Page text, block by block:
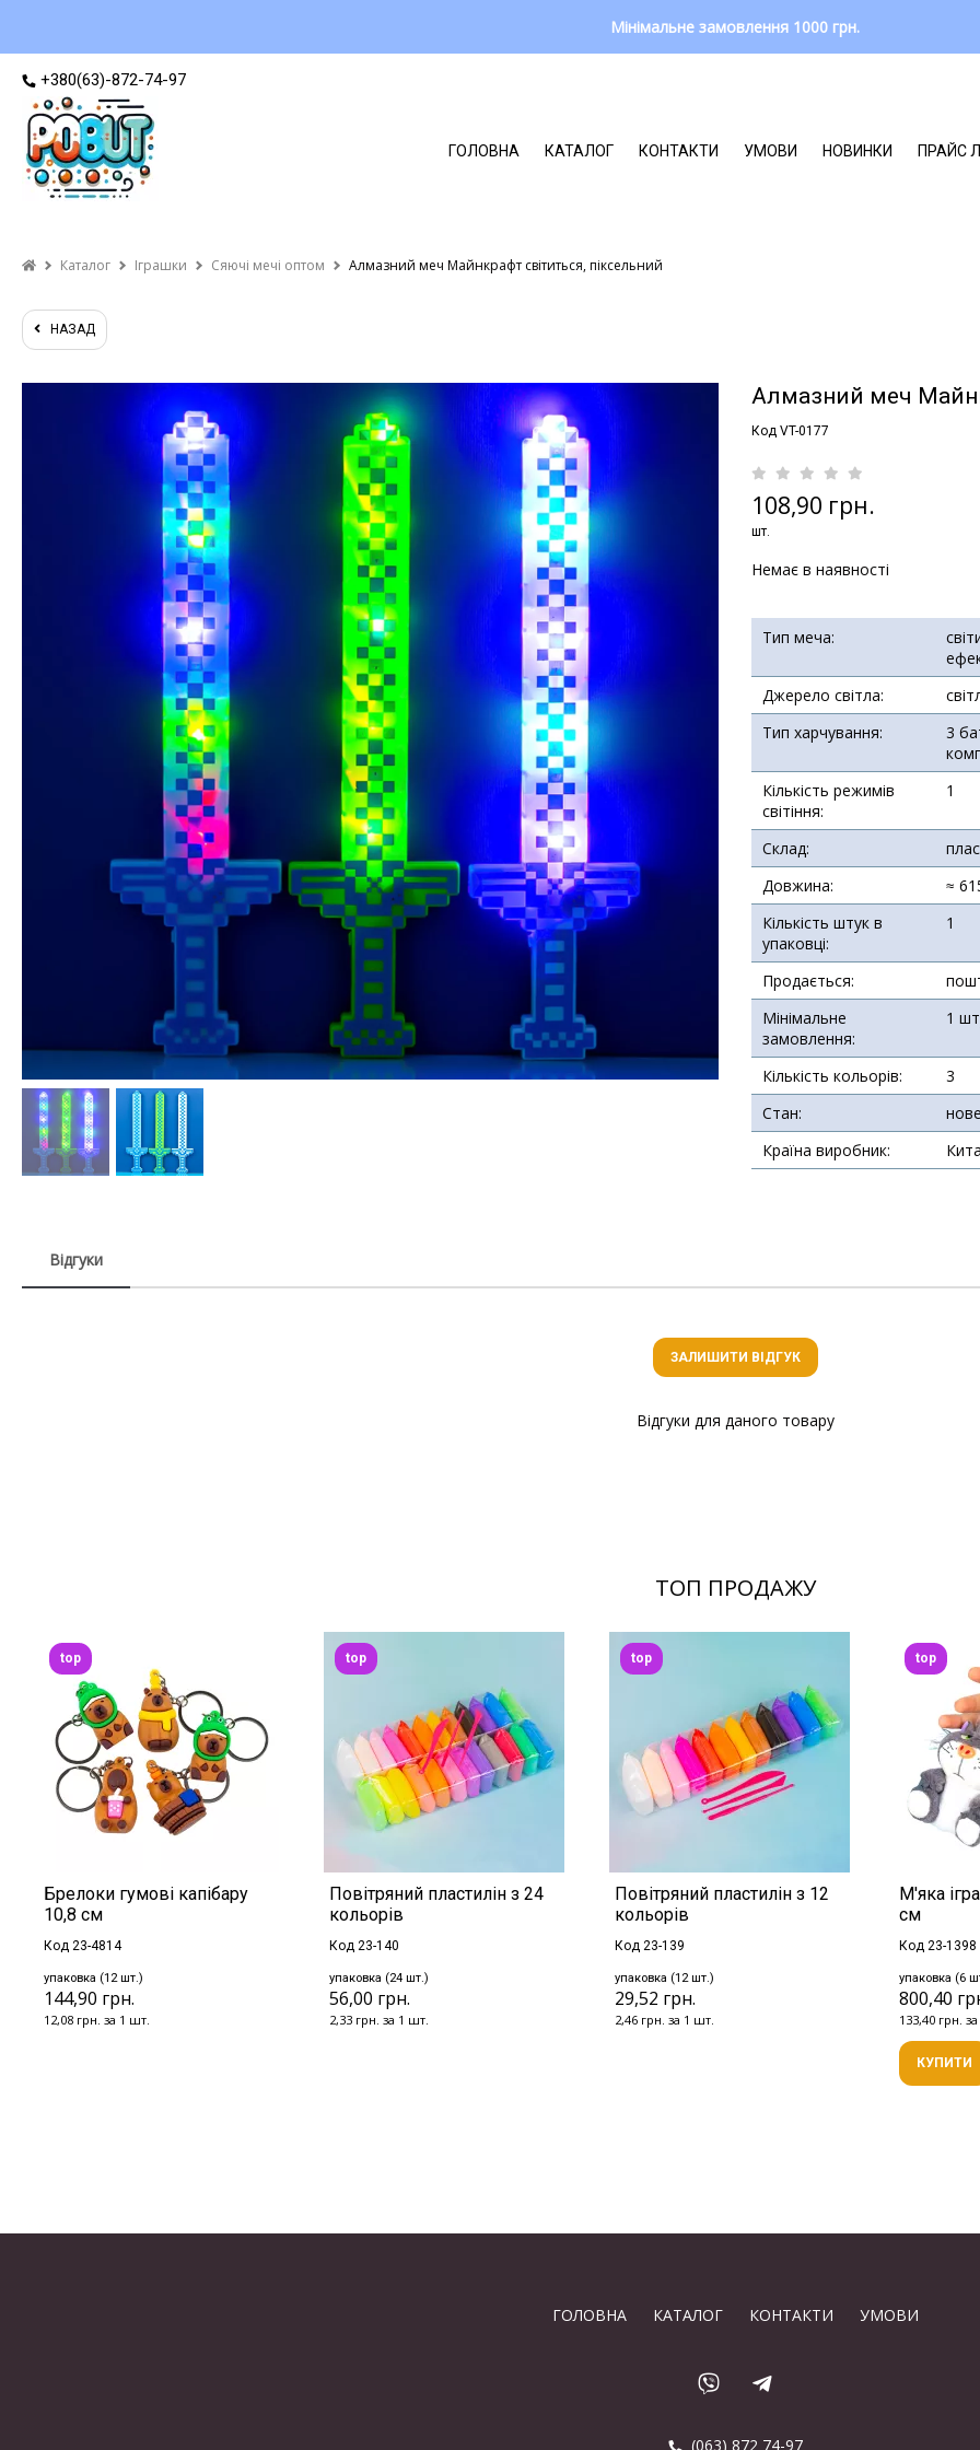
Мінімальне замовлення 1000 грн.
+380(63)-872-74-97
ГОЛОВНА КАТАЛОГ КОНТАКТИ УМОВИ НОВИНКИ ПРАЙС
Каталог Іграшки Сяючі мечі оптом Алмазний меч Майнкрафт світиться, піксельний
НАЗАД
Алмазний меч
Код VT-0177
108,90 грн.
шт.
Немає в наявності
Тип меча:
Джерело світла:
Тип харчування:
3
Кількість режимів
світіння:
1
Склад:
Довжина:
≈
Кількість штук в
упаковці:
1
Продається:
Мінімальне
замовлення:
1
Кількість кольорів:
3
Стан:
нове
Країна виробник:
Відгуки
ЗАЛИШИТИ ВІДГУК
Відгуки для даного товару
ТОП ПРОДАЖУ
Брелоки гумові капібару
10,8 см
Код 23-4814
упаковка (12 шт.)
144,90 грн.
12,08 грн. за 1 шт.
top
Повітряний пластилін з 24
кольорів
Код 23-140
упаковка (24 шт.)
56,00 грн.
2,33 грн. за 1 шт.
top
Повітряний пластилін з 12
кольорів
Код 23-139
упаковка (12 шт.)
29,52 грн.
2,46 грн. за 1 шт.
top
М'яка
см
Код 23-1398
упаковка (6
800,40
133,40 грн.
top
КУПИТИ
ГОЛОВНА КАТАЛОГ КОНТАКТИ УМОВИ
(063) 872 74-97